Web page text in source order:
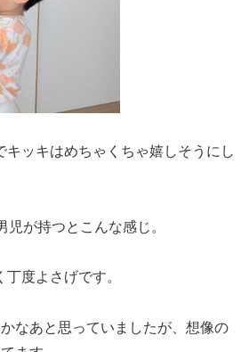
キッキはめちゃくちゃ嬉しそうにし
が持つとこんな感じ。
度よさげです。
なあと思っていましたが、想像の